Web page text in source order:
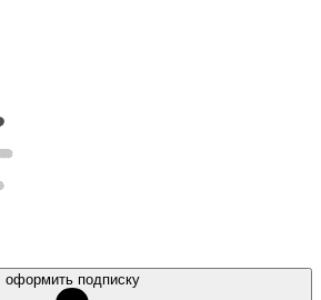
оформить подписку